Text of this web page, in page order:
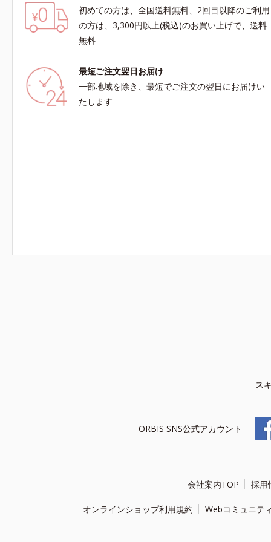
初めての方は、全国送料無料、2回目以降のご利用
の方は、3,300円以上(税込)のお買い上げで、送料
無料
最短ご注文翌日お届け
一部地域を除き、最短でご注文の翌日にお届けい
たします
ス
ORBIS SNS公式アカウント
会社案内TOP 採用
オンラインショップ利用規約 Webコミュニテ